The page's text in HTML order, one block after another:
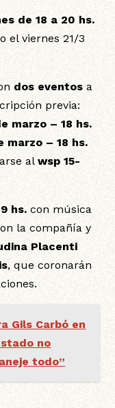
de 18 a 20 hs.
el viernes 21/3
dos eventos a
previa:
marzo – 18 hs.
marzo – 18 hs.
alwsp 15-
hs.con música
la compañía y
Placenti
, que coronarán
Gils Carbó en
no
todo”